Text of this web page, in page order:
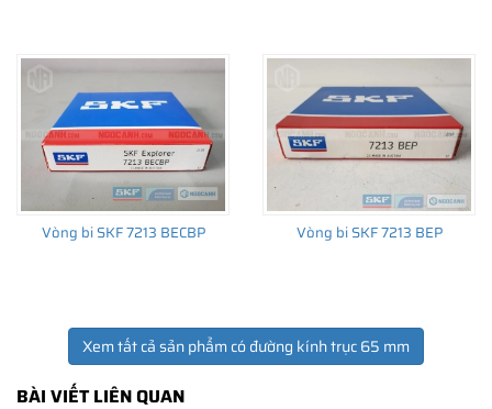
THÔNG TIN HỮU ÍCH
•Vòng bi SKF chính hãng, Những lưu ý cơ bản trước khi mua hàng
Xuất xứ vòng bi SKF chính hãng ở đâu?
Chất lượng vòng bi SKF chính hãng
Vòng bi SKF 7213 BECBP Vòng bi SKF 7213 BEP
Xem tất cả sản phẩm có đường kính trục 65 mm
BÀI VIẾT LIÊN QUAN